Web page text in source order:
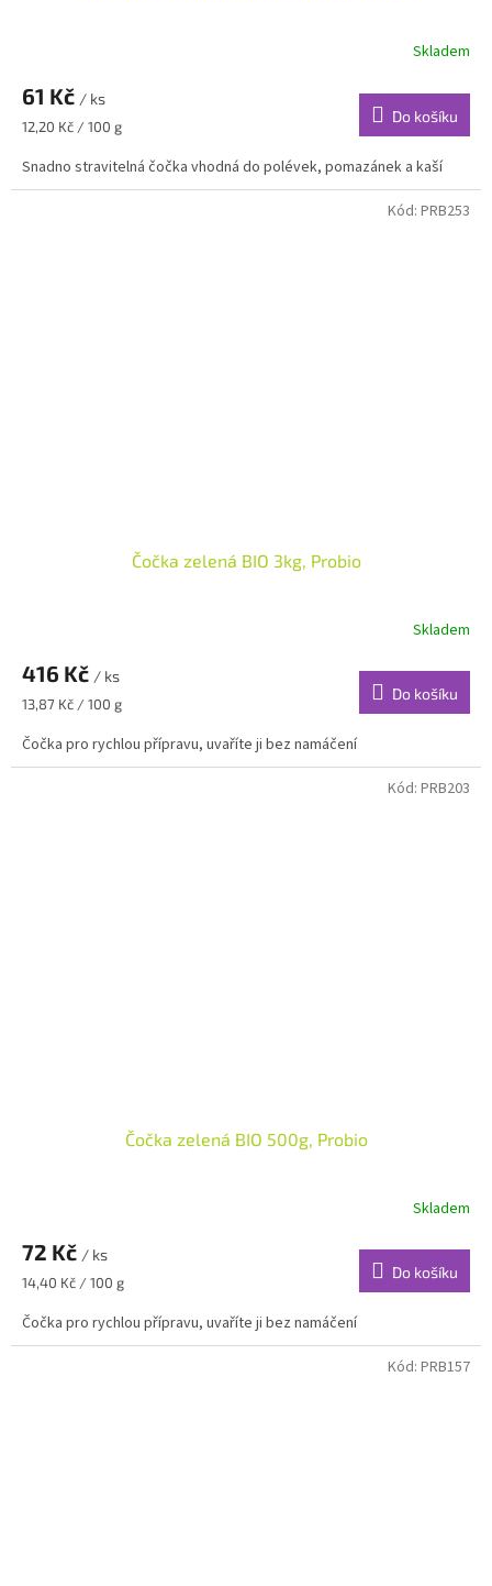
Skladem
61 Kč / ks
Měrná
12,20 Kč / 100 g
Do košíku
Snadno stravitelná čočka vhodná do polévek, pomazánek a kaší
Čočka zelená BIO 3kg, Probio
Skladem
416 Kč / ks
Měrná
13,87 Kč / 100 g
Do košíku
Čočka pro rychlou přípravu, uvaříte ji bez namáčení
Kód: PRB253
Čočka zelená BIO 500g, Probio
Skladem
72 Kč / ks
Měrná
14,40 Kč / 100 g
Do košíku
Čočka pro rychlou přípravu, uvaříte ji bez namáčení
Kód: PRB203
Kód: PRB157